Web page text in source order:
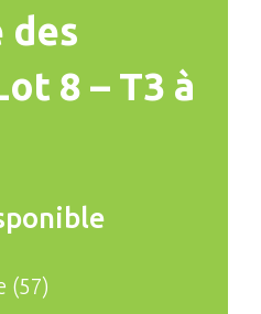
des
8 – T3 à
(57)